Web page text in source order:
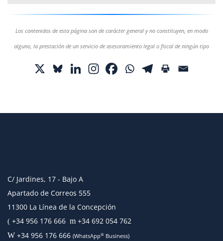
Los contenidos de esta página son de carácter general y no constituyen, en modo
alguno, la prestación de un servicio de asesoramiento legal o fiscal de ningún tipo
C/ Jardines, 17 - Bajo A
Apartado de Correos 555
11300 La Línea de la Concepción
( +34 956 176 666 m +34 692 054 762
W +34 956 176 666 (WhatsApp® Business)